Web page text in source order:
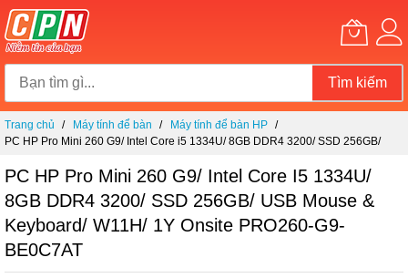
Tìm kiếm
Chuyển
đến
dung
Trang chủ Máy tính để bàn
Máy tính để bàn HP
PC HP Pro Mini 260 G9/ Intel Core i5 1334U/ 8GB DDR4 3200/ SSD 256GB/
PC HP Pro Mini 260 G9/ Intel Core I5 1334U/
8GB DDR4 3200/ SSD 256GB/ USB Mouse &
Keyboard/ W11H/ 1Y Onsite PRO260-G9-
BE0C7AT